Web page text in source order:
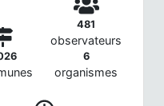
481
observateurs
6
organismes